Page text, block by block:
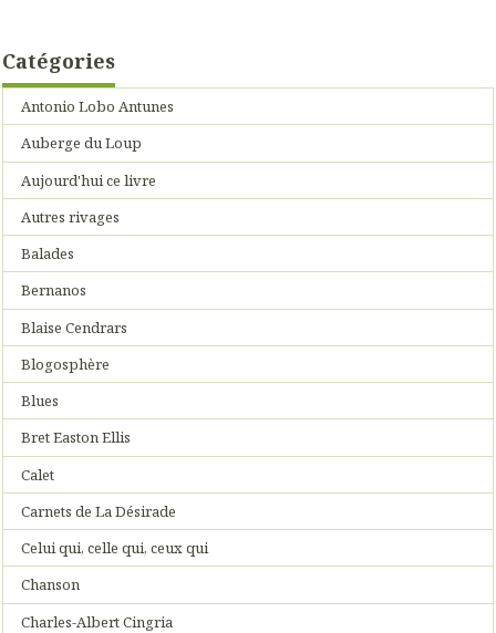
Catégories
Antonio Lobo Antunes
Auberge du Loup
Aujourd'hui ce livre
Autres rivages
Balades
Bernanos
Blaise Cendrars
Blogosphère
Blues
Bret Easton Ellis
Calet
Carnets de La Désirade
Celui qui, celle qui, ceux qui
Chanson
Charles-Albert Cingria